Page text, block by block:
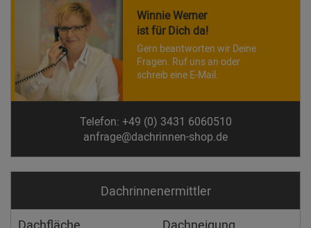
Winnie Werner
ist für Dich da!
Gern beantworten wir Deine
Fragen. Ruf uns an oder
schreib eine E-Mail.
Telefon: +49 (0) 3431 6060510
anfrage@dachrinnen-shop.de
Dachrinnen­ermittler
Dachfläche Dachneigung